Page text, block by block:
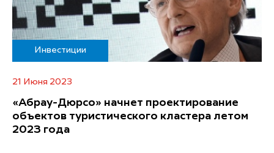
Инвестиции
21 Июня 2023
«Абрау-Дюрсо» начнет проектирование
объектов туристического кластера летом
2023 года